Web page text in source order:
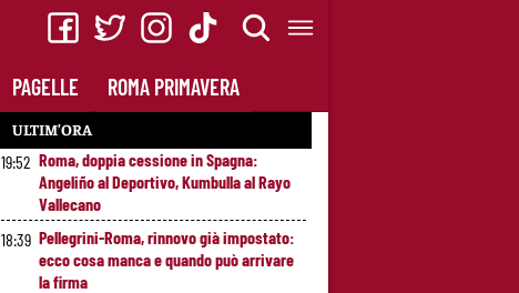
PAGELLE ROMA PRIMAVERA
ULTIM’ORA
19:52 Roma, doppia cessione in Spagna:
Angeliño al Deportivo, Kumbulla al Rayo
Vallecano
18:39 Pellegrini-Roma, rinnovo già impostato:
ecco cosa manca e quando può arrivare
la firma